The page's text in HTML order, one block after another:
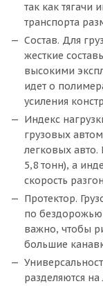
так как тягачи
транспорта
Состав. Для
жесткие
высокими
идет о
усиления
Индекс
грузовых
легковых
5,8 тонн), а
скорость
Протектор.
по
важно, чтобы
большие
разделяются